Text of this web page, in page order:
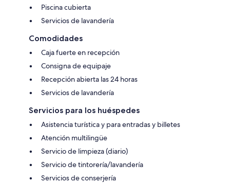
Piscina cubierta
Servicios de lavandería
Comodidades
Caja fuerte en recepción
Consigna de equipaje
Recepción abierta las 24 horas
Servicios de lavandería
Servicios para los huéspedes
Asistencia turística y para entradas y billetes
Atención multilingüe
Servicio de limpieza (diario)
Servicio de tintorería/lavandería
Servicios de conserjería